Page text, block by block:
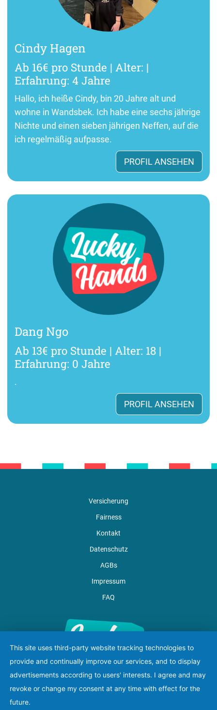
Cindy Hagen
Ab 16€ pro Stunde | Alter: |
Erfahrung: 4 Jahre
Hallo, ich heiße Cindy, bin 20 Jahre alt und
wohne in Wandsbek. Ich habe eine sechs jährige
Nichte und einen sieben jährigen Neffen, auf die
ich regelmäßig aufpasse.
PROFIL ANSEHEN
Dang Ngo
Ab 13€ pro Stunde | Alter: 18 |
Erfahrung: 0 Jahre
.
PROFIL ANSEHEN
Versicherung
Fairness
Kontakt
Datenschutz
AGBs
Impressum
FAQ
This site uses third-party website tracking technologies to
provide and continually improve our services, and to display
advertisements according to users' interests. I agree and may
revoke or change my consent at any time with effect for the
future.